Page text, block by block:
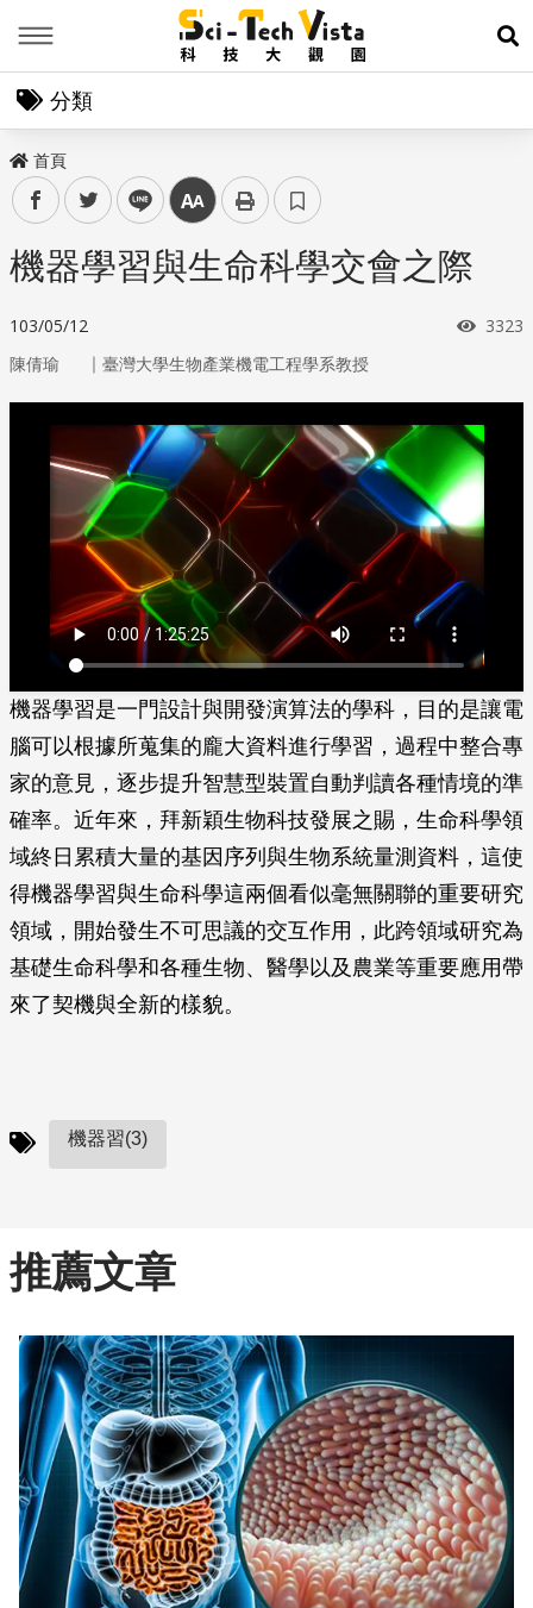
展
分類
首頁
facebooktwitter line 中
機器學習與生命科學交會之際
103/05/12 瀏覽
3323
陳倩瑜 ｜ 臺灣大學生物產業機電工程學系教授
機器學習是一門設計與開發演算法的學科，目的是讓電
腦可以根據所蒐集的龐大資料進行學習，過程中整合專
家的意見，逐步提升智慧型裝置自動判讀各種情境的準
確率。近年來，拜新穎生物科技發展之賜，生命科學領
域終日累積大量的基因序列與生物系統量測資料，這使
得機器學習與生命科學這兩個看似毫無關聯的重要研究
領域，開始發生不可思議的交互作用，此跨領域研究為
基礎生命科學和各種生物、醫學以及農業等重要應用帶
來了契機與全新的樣貌。
機器習(3)
推薦文章